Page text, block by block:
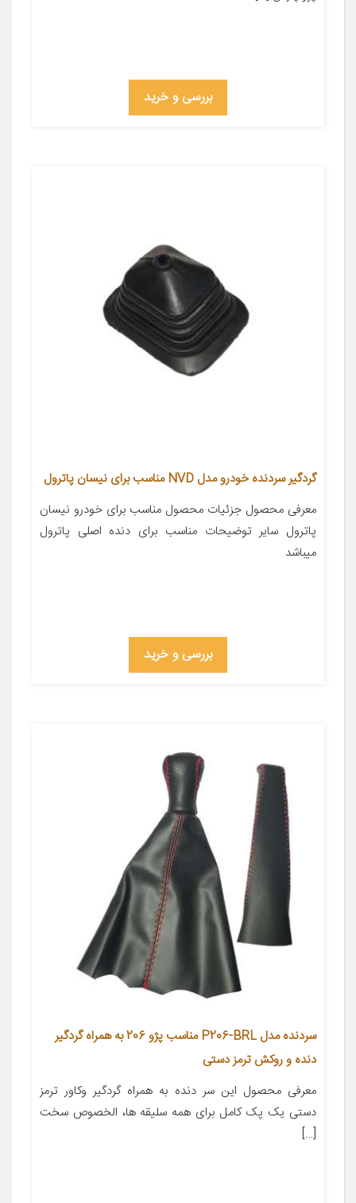
بررسی و خرید
گردگیر سردنده خودرو مدل NVD مناسب برای نیسان پاترول
معرفی محصول جزئیات محصول مناسب برای خودرو نیسان
پاترول سایر توضیحات مناسب برای دنده اصلی پاترول
میباشد
بررسی و خرید
سردنده مدل P206-BRL مناسب پژو 206 به همراه گردگیر
دنده و روکش ترمز دستی
معرفی محصول این سر دنده به همراه گردگیر وکاور ترمز
دستی یک پک کامل برای همه سلیقه ها، الخصوص سخت
[…]